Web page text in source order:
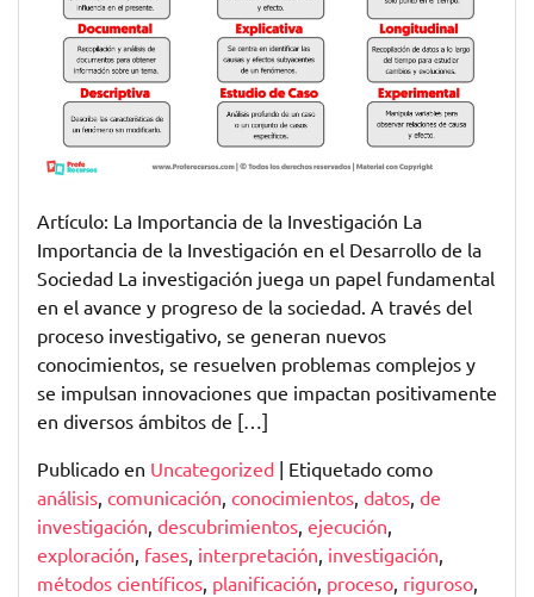
de
Investigación
Científica
Artículo: La Importancia de la Investigación La
Importancia de la Investigación en el Desarrollo de la
Sociedad La investigación juega un papel fundamental
en el avance y progreso de la sociedad. A través del
proceso investigativo, se generan nuevos
conocimientos, se resuelven problemas complejos y
se impulsan innovaciones que impactan positivamente
en diversos ámbitos de […]
Publicado en Uncategorized | Etiquetado como
análisis, comunicación, conocimientos, datos, de
investigación, descubrimientos, ejecución,
exploración, fases, interpretación, investigación,
métodos científicos, planificación, proceso, riguroso,